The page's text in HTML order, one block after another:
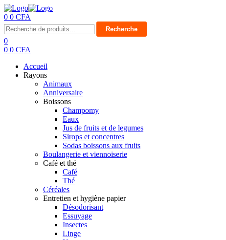
0 0 CFA
Menu
Recherche
pour :
Recherche
0
0 0 CFA
Accueil
Rayons
Animaux
Anniversaire
Boissons
Champomy
Eaux
Jus de fruits et de legumes
Sirops et concentres
Sodas boissons aux fruits
Boulangerie et viennoiserie
Café et thé
Café
Thé
Céréales
Entretien et hygiène papier
Désodorisant
Essuyage
Insectes
Linge